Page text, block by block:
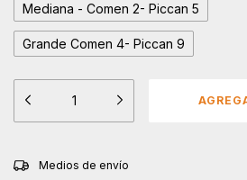
Mediana - Comen 2- Piccan 5
Grande Comen 4- Piccan 9
Entregas para el CP:
Medios de envío